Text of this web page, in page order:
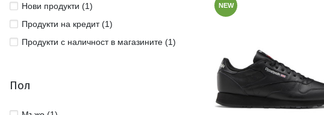
Нови продукти (1)
Продукти на кредит (1)
Продукти с наличност в магазините (1)
Пол
NEW